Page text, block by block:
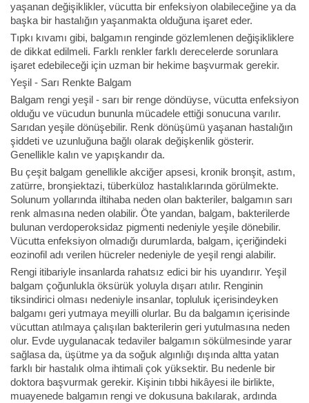
yaşanan değişiklikler, vücutta bir enfeksiyon olabileceğine ya da
başka bir hastalığın yaşanmakta olduğuna işaret eder.
Tıpkı kıvamı gibi, balgamın renginde gözlemlenen değişikliklere
de dikkat edilmeli. Farklı renkler farklı derecelerde sorunlara
işaret edebileceği için uzman bir hekime başvurmak gerekir.
Yeşil - Sarı Renkte Balgam
Balgam rengi yeşil - sarı bir renge döndüyse, vücutta enfeksiyon
olduğu ve vücudun bununla mücadele ettiği sonucuna varılır.
Sarıdan yeşile dönüşebilir. Renk dönüşümü yaşanan hastalığın
şiddeti ve uzunluğuna bağlı olarak değişkenlik gösterir.
Genellikle kalın ve yapışkandır da.
Bu çeşit balgam genellikle akciğer apsesi, kronik bronşit, astım,
zatürre, bronşiektazi, tüberküloz hastalıklarında görülmekte.
Solunum yollarında iltihaba neden olan bakteriler, balgamın sarı
renk almasına neden olabilir. Öte yandan, balgam, bakterilerde
bulunan verdoperoksidaz pigmenti nedeniyle yeşile dönebilir.
Vücutta enfeksiyon olmadığı durumlarda, balgam, içeriğindeki
eozinofil adı verilen hücreler nedeniyle de yeşil rengi alabilir.
Rengi itibariyle insanlarda rahatsız edici bir his uyandırır. Yeşil
balgam çoğunlukla öksürük yoluyla dışarı atılır. Renginin
tiksindirici olması nedeniyle insanlar, topluluk içerisindeyken
balgamı geri yutmaya meyilli olurlar. Bu da balgamın içerisinde
vücuttan atılmaya çalışılan bakterilerin geri yutulmasına neden
olur. Evde uygulanacak tedaviler balgamın sökülmesinde yarar
sağlasa da, üşütme ya da soğuk algınlığı dışında altta yatan
farklı bir hastalık olma ihtimali çok yüksektir. Bu nedenle bir
doktora başvurmak gerekir. Kişinin tıbbi hikâyesi ile birlikte,
muayenede balgamın rengi ve dokusuna bakılarak, ardında